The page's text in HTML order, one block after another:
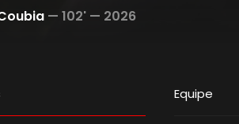
— 102' — 2026
Equipe